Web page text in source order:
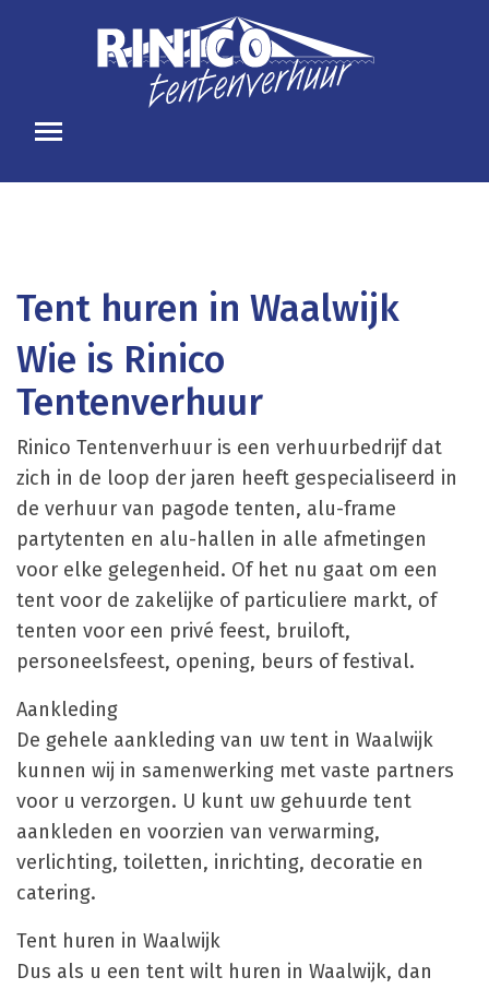
Tent huren in Waalwijk
Wie is Rinico
Tentenverhuur
Rinico Tentenverhuur is een verhuurbedrijf dat
zich in de loop der jaren heeft gespecialiseerd in
de verhuur van pagode tenten, alu-frame
partytenten en alu-hallen in alle afmetingen
voor elke gelegenheid. Of het nu gaat om een
tent voor de zakelijke of particuliere markt, of
tenten voor een privé feest, bruiloft,
personeelsfeest, opening, beurs of festival.
Aankleding
De gehele aankleding van uw tent in Waalwijk
kunnen wij in samenwerking met vaste partners
voor u verzorgen. U kunt uw gehuurde tent
aankleden en voorzien van verwarming,
verlichting, toiletten, inrichting, decoratie en
catering.
Tent huren in Waalwijk
Dus als u een tent wilt huren in Waalwijk, dan